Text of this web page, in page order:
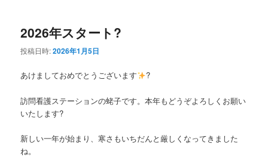
2026年スタート?
投稿日時:2026年1月5日
あけましておめでとうございます ?
訪問看護ステーションの蛯子です。本年もどうぞよろしくお願い
いたします?
新しい一年が始まり、寒さもいちだんと厳しくなってきました
ね。